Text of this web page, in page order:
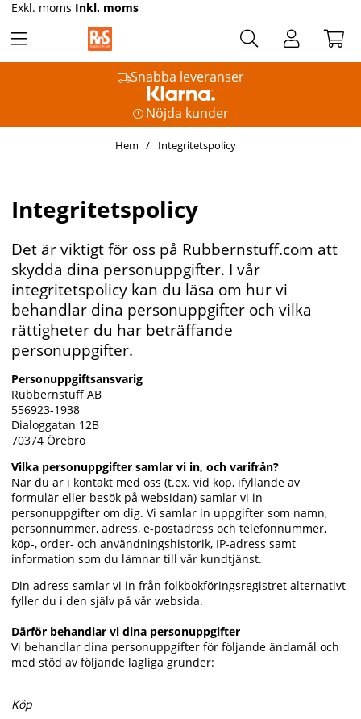
Snabba leveranser
Nöjda kunder
Exkl. moms Inkl. moms
Hem Integritetspolicy
Integritetspolicy
Det är viktigt för oss på Rubbernstuff.com att
skydda dina personuppgifter. I vår
integritetspolicy kan du läsa om hur vi
behandlar dina personuppgifter och vilka
rättigheter du har beträffande
personuppgifter.
Personuppgiftsansvarig
Rubbernstuff AB
556923-1938
Dialoggatan 12B
70374 Örebro
Vilka personuppgifter samlar vi in, och varifrån?
När du är i kontakt med oss (t.ex. vid köp, ifyllande av
formulär eller besök på websidan) samlar vi in
personuppgifter om dig. Vi samlar in uppgifter som namn,
personnummer, adress, e-postadress och telefonnummer,
köp-, order- och användningshistorik, IP-adress samt
information som du lämnar till vår kundtjänst.
Din adress samlar vi in från folkbokföringsregistret alternativt
fyller du i den själv på vår websida.
Därför behandlar vi dina personuppgifter
Vi behandlar dina personuppgifter för följande ändamål och
med stöd av följande lagliga grunder:
Köp